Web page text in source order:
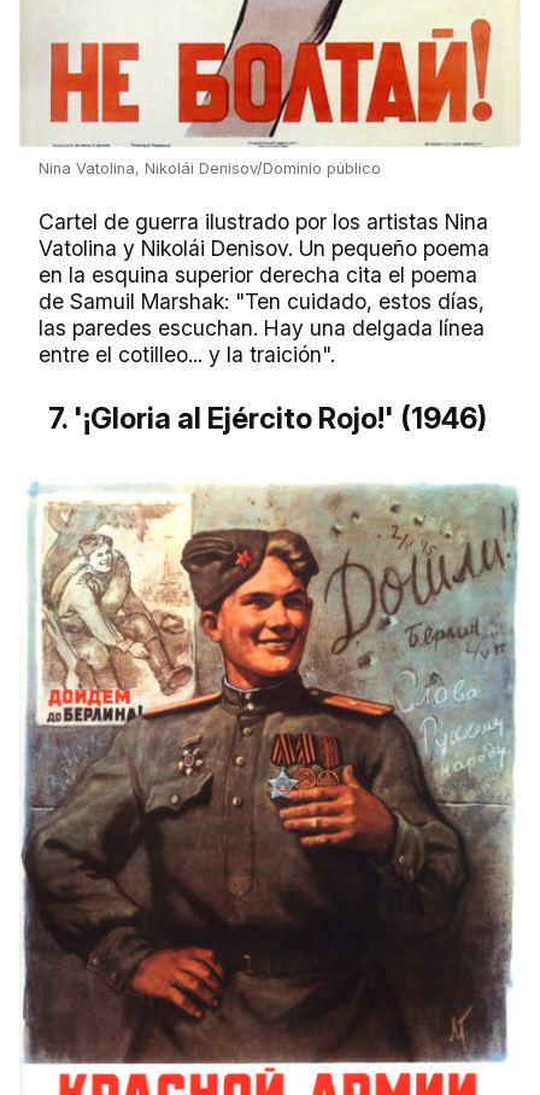
Nina Vatolina, Nikolái Denisov/Dominio público
Cartel de guerra ilustrado por los artistas Nina
Vatolina y Nikolái Denisov. Un pequeño poema
en la esquina superior derecha cita el poema
de Samuil Marshak: "Ten cuidado, estos días,
las paredes escuchan. Hay una delgada línea
entre el cotilleo... y la traición".
7. '¡Gloria al Ejército Rojo!' (1946)